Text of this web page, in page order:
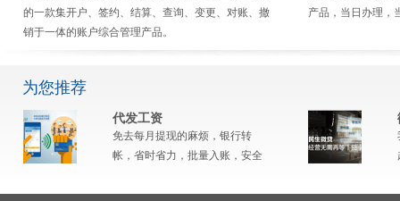
的一款集开户、签约、结算、查询、变更、对账、撤
销于一体的账户综合管理产品。
产品，当日办理，
为您推荐
代发工资
免去每月提现的麻烦，银行转
帐，省时省力，批量入账，安全